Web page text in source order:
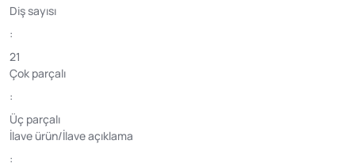
Diş sayısı
:
21
Çok parçalı
:
Üç parçalı
İlave ürün/İlave açıklama
: